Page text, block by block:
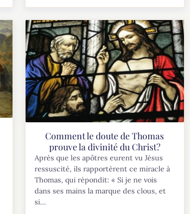
Comment le doute de Thomas
prouve la divinité du Christ?
Après que les apôtres eurent vu Jésus
ressuscité, ils rapportèrent ce miracle à
Thomas, qui répondit: « Si je ne vois
dans ses mains la marque des clous, et
si...